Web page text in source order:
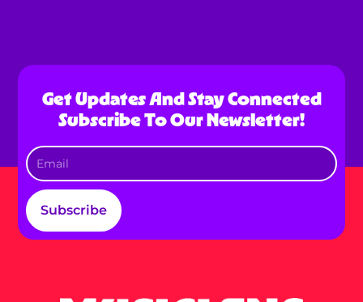
Get Updates And Stay Connected
Subscribe To Our Newsletter!
Subscribe